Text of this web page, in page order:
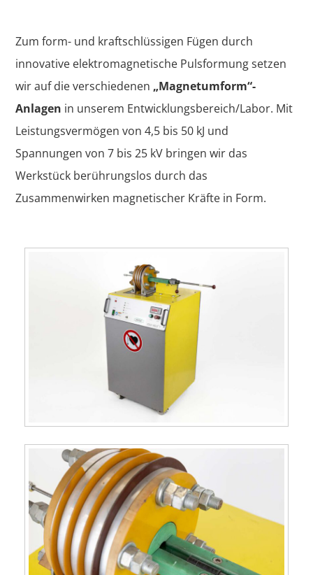
Zum form- und kraftschlüssigen Fügen durch
innovative elektromagnetische Pulsformung setzen
wir auf die verschiedenen „Magnetumform“-
Anlagen in unserem Entwicklungsbereich/Labor. Mit
Leistungsvermögen von 4,5 bis 50 kJ und
Spannungen von 7 bis 25 kV bringen wir das
Werkstück berührungslos durch das
Zusammenwirken magnetischer Kräfte in Form.